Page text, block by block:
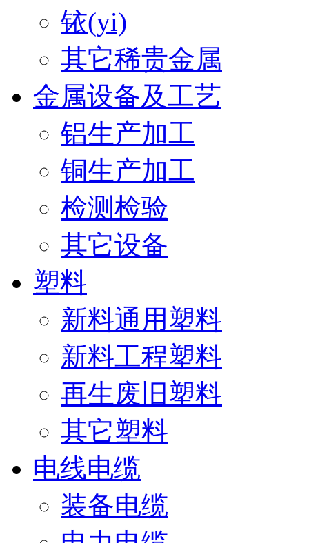
铱(yi)
其它稀贵金属
金属设备及工艺
铝生产加工
铜生产加工
检测检验
其它设备
塑料
新料通用塑料
新料工程塑料
再生废旧塑料
其它塑料
电线电缆
装备电缆